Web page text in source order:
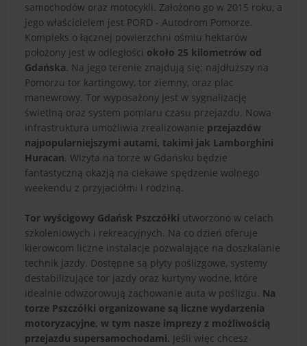
samochodów oraz motocykli. Założono go w 2015 roku, a
jego właścicielem jest PORD - Autodrom Pomorze.
Kompleks o łącznej powierzchni ośmiu hektarów
położony jest w odległości około 25 kilometrów od
Gdańska. Na jego terenie znajdują się: najdłuższy na
Pomorzu tor kartingowy, tor ziemny, oraz plac
manewrowy. Tor wyposażony jest w sygnalizację
świetlną oraz system pomiaru czasu przejazdu. Nowa
infrastruktura umożliwia zrealizowanie przejazdów
najpopularniejszymi autami, takimi jak Lamborghini
Huracan. Wizyta na torze w Gdańsku będzie
fantastyczną okazją na ciekawe spędzenie wolnego
weekendu z przyjaciółmi i rodziną.
Tor wyścigowy Gdańsk Pszczółki utworzono w celach
szkoleniowych i rekreacyjnych. Na co dzień oferuje
kierowcom liczne instalacje pozwalające na doszkalanie
technik jazdy. Dostępne są płyty poślizgowe, systemy
destabilizujące tor jazdy oraz kurtyny wodne, które
idealnie odwzorowują zachowanie auta w poślizgu. Na
torze Pszczółki organizowane są liczne wydarzenia
motoryzacyjne, w tym nasze imprezy z możliwością
przejazdu supersamochodami. Jeśli więc chcesz